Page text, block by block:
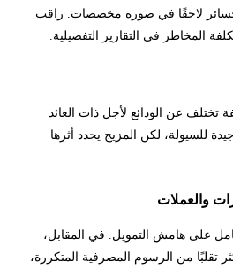
لاحقًا في صورة مخصصات. راقب
المخاطر في التقارير التفصيلية.
تختلف عن الودائع لأجل ذات العائد
للسيولة، لكن المزيج يحدد أثرها
على هامش التمويل. في المقابل،
تقلبًا من الرسوم المصرفية المتكررة،